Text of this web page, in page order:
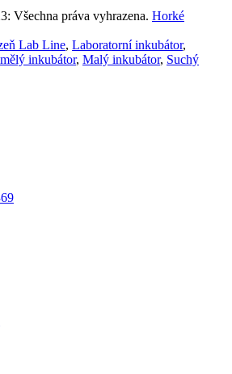
Všechna práva vyhrazena. Horké
Lab Line, Laboratorní inkubátor,
inkubátor, Malý inkubátor, Suchý